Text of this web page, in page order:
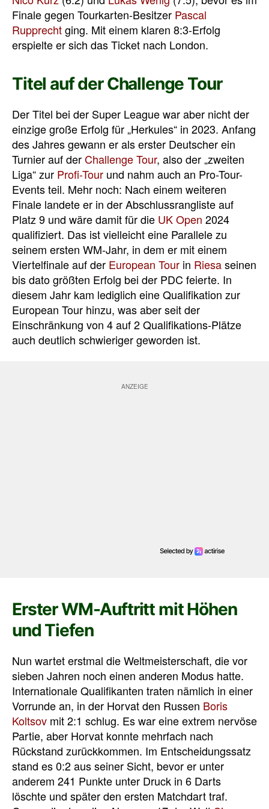
Finale gegen Tourkarten-Besitzer Pascal
Rupprechtging. Mit einem klaren 8:3-Erfolg
erspielte er sich das Ticket nach London.
Titel auf der Challenge Tour
Der Titel bei der Super League war aber nicht der
einzige große Erfolg für „Herkules“ in 2023. Anfang
des Jahres gewann er als erster Deutscher ein
Turnier auf derChallenge Tour, also der „zweiten
Liga“ zur Profi-Tour und nahm auch an Pro-Tour-
Events teil. Mehr noch: Nach einem weiteren
Finale landete er in der Abschlussrangliste auf
Platz 9 und wäre damit für die UK Open 2024
qualifiziert. Das ist vielleicht eine Parallele zu
seinem ersten WM-Jahr, in dem er mit einem
Viertelfinale auf der European Tour in Riesaseinen
bis dato größten Erfolg bei der PDC feierte. In
diesem Jahr kam lediglich eine Qualifikation zur
European Tour hinzu, was aber seit der
Einschränkung von 4 auf 2 Qualifikations-Plätze
auch deutlich schwieriger geworden ist.
Erster WM-Auftritt mit Höhen
und Tiefen
Nun wartet erstmal die Weltmeisterschaft, die vor
sieben Jahren noch einen anderen Modus hatte.
Internationale Qualifikanten traten nämlich in einer
Vorrunde an, in der Horvat den Russen Boris
Koltsov mit 2:1 schlug. Es war eine extrem nervöse
Partie, aber Horvat konnte mehrfach nach
Rückstand zurückkommen. Im Entscheidungssatz
stand es 0:2 aus seiner Sicht, bevor er unter
anderem 241 Punkte unter Druck in 6 Darts
löschte und später den ersten Matchdart traf.